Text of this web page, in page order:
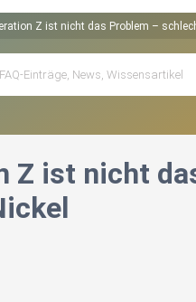
Z ist nicht das Problem –
Z ist nicht